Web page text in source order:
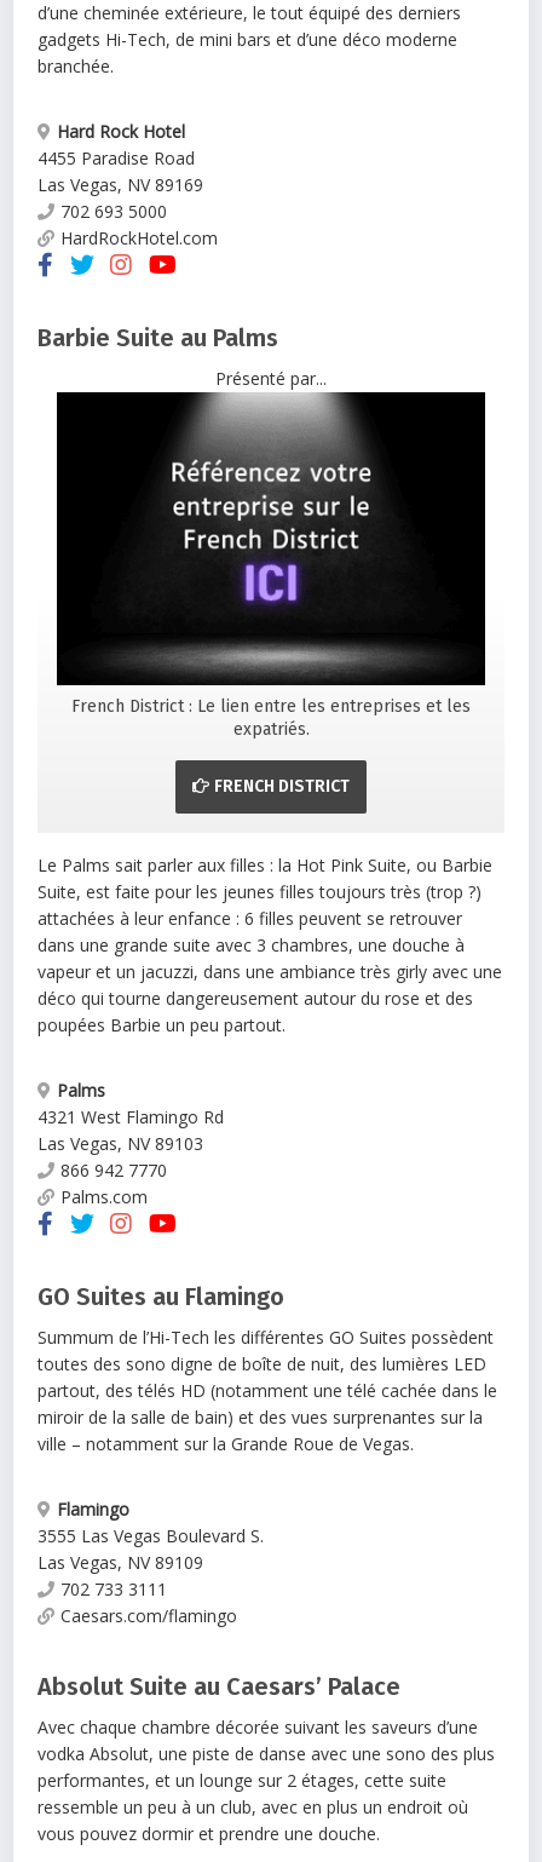
d’une cheminée extérieure, le tout équipé des derniers
gadgets Hi-Tech, de mini bars et d’une déco moderne
branchée.
Hard Rock Hotel
4455 Paradise Road
Las Vegas, NV 89169
702 693 5000
HardRockHotel.com
Barbie Suite au Palms
Présenté par...
French District : Le lien entre les entreprises et les
expatriés.
FRENCH DISTRICT
Le Palms sait parler aux filles : la Hot Pink Suite, ou Barbie
Suite, est faite pour les jeunes filles toujours très (trop ?)
attachées à leur enfance : 6 filles peuvent se retrouver
dans une grande suite avec 3 chambres, une douche à
vapeur et un jacuzzi, dans une ambiance très girly avec une
déco qui tourne dangereusement autour du rose et des
poupées Barbie un peu partout.
Palms
4321 West Flamingo Rd
Las Vegas, NV 89103
866 942 7770
Palms.com
GO Suites au Flamingo
Summum de l’Hi-Tech les différentes GO Suites possèdent
toutes des sono digne de boîte de nuit, des lumières LED
partout, des télés HD (notamment une télé cachée dans le
miroir de la salle de bain) et des vues surprenantes sur la
ville – notamment sur la Grande Roue de Vegas.
Flamingo
3555 Las Vegas Boulevard S.
Las Vegas, NV 89109
702 733 3111
Caesars.com/flamingo
Absolut Suite au Caesars’ Palace
Avec chaque chambre décorée suivant les saveurs d’une
vodka Absolut, une piste de danse avec une sono des plus
performantes, et un lounge sur 2 étages, cette suite
ressemble un peu à un club, avec en plus un endroit où
vous pouvez dormir et prendre une douche.